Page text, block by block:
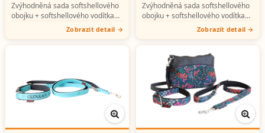
Zvýhodněná sada softshellového
obojku + softshellového vodítka
(možno s potiskem).Zobrazit detail
Zvýhodněná sada softshellového
obojku + softshellového vodítka
(možno s potiskem).Zobrazit detail